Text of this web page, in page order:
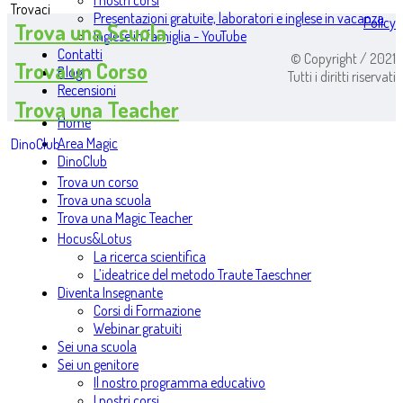
Presentazioni gratuite, laboratori e inglese in vacanza
Inglese in famiglia - YouTube
Contatti
Blog
Recensioni
Home
Area Magic
DinoClub
Trova un corso
Trova una scuola
Trova una Magic Teacher
Hocus&Lotus
La ricerca scientifica
L’ideatrice del metodo Traute Taeschner
Diventa Insegnante
Corsi di Formazione
Webinar gratuiti
Sei una scuola
Sei un genitore
Il nostro programma educativo
Trovaci
Trova una Scuola
Trova un Corso
Trova una Teacher
DinoClub
Policy
© Copyright / 2021
Tutti i diritti riservati